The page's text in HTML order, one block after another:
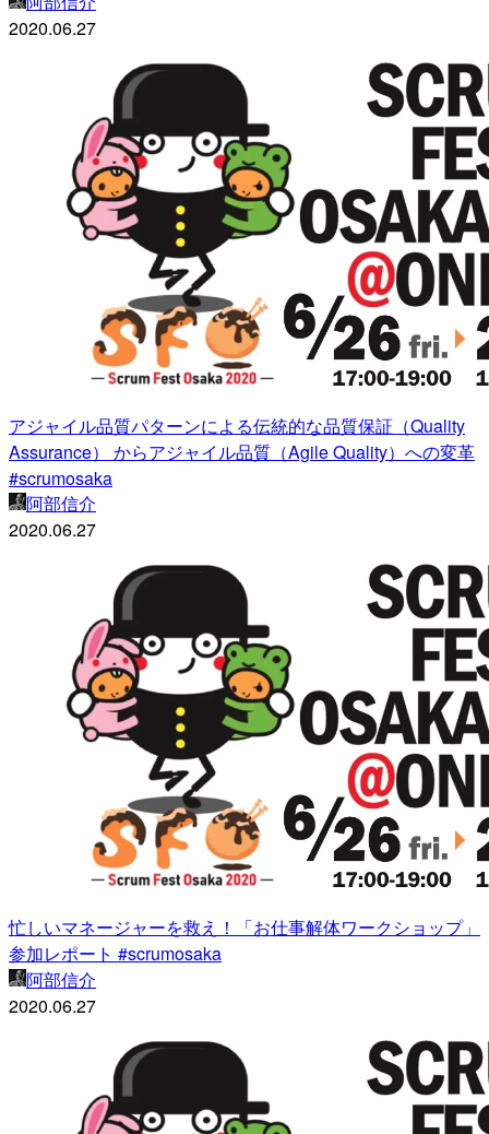
2020.06.27
アジャイル品質パターンによる伝統的な品質保証（Quality
Assurance） からアジャイル品質（Agile Quality）への変革
#scrumosaka
阿部信介
2020.06.27
忙しいマネージャーを救え！「お仕事解体ワークショップ」
参加レポート #scrumosaka
阿部信介
2020.06.27